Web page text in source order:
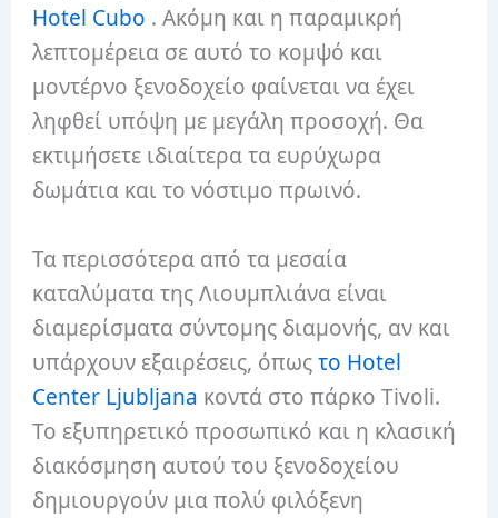
Hotel Cubo . Ακόμη και η παραμικρή
λεπτομέρεια σε αυτό το κομψό και
μοντέρνο ξενοδοχείο φαίνεται να έχει
ληφθεί υπόψη με μεγάλη προσοχή. Θα
εκτιμήσετε ιδιαίτερα τα ευρύχωρα
δωμάτια και το νόστιμο πρωινό.
Τα περισσότερα από τα μεσαία
καταλύματα της Λιουμπλιάνα είναι
διαμερίσματα σύντομης διαμονής, αν και
υπάρχουν εξαιρέσεις, όπωςτο Hotel
Center Ljubljana κοντά στο πάρκο Tivoli.
Το εξυπηρετικό προσωπικό και η κλασική
διακόσμηση αυτού του ξενοδοχείου
δημιουργούν μια πολύ φιλόξενη